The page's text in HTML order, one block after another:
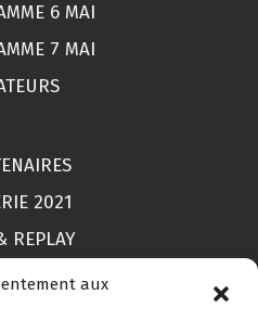
aux
6 MAI
7 MAI
2021
REPLAY